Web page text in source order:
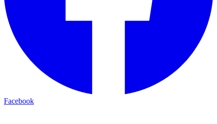
Facebook